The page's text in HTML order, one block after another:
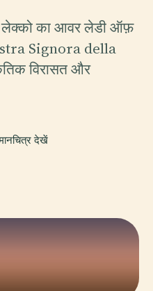
लेक्को का आवर लेडी ऑफ़
Signora della
विरासत और
देखें